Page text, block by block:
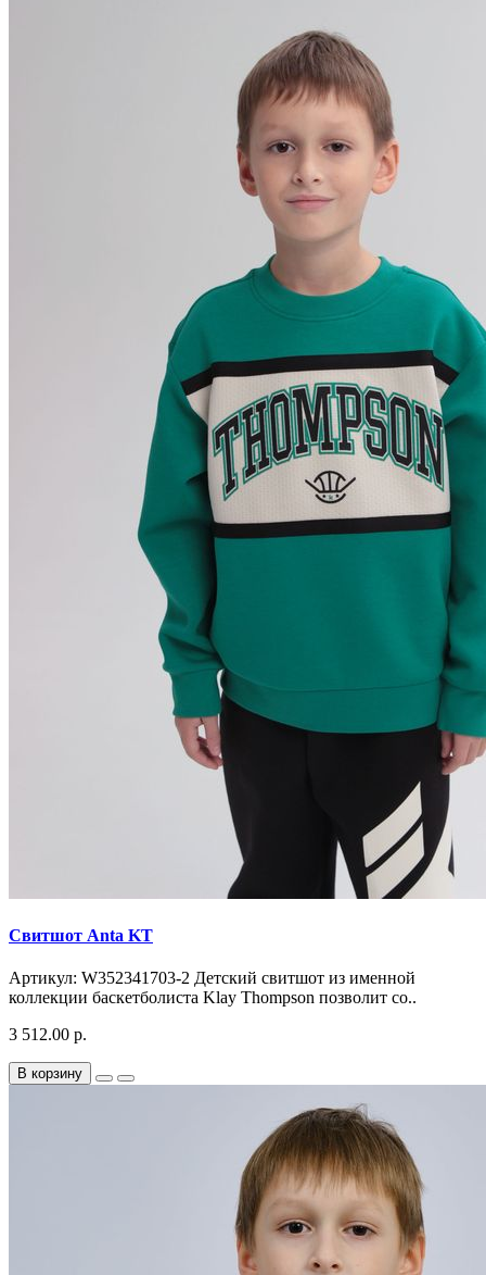
Свитшот Anta KT
Артикул: W352341703-2 Детский свитшот из именной
коллекции баскетболиста Klay Thompson позволит со..
3 512.00 р.
В корзину